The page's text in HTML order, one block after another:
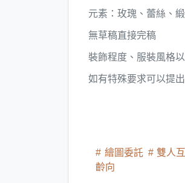
元素：玫瑰、蕾絲、
無草稿直接完稿
裝飾程度、服裝風格
如有特殊要求可以提出
繪圖委託 雙人
齡向